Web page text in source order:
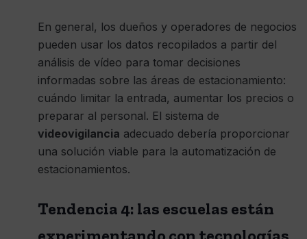
En general, los dueños y operadores de negocios
pueden usar los datos recopilados a partir del
análisis de vídeo para tomar decisiones
informadas sobre las áreas de estacionamiento:
cuándo limitar la entrada, aumentar los precios o
preparar al personal. El sistema de
videovigilancia adecuado debería proporcionar
una solución viable para la automatización de
estacionamientos.
Tendencia 4: las escuelas están